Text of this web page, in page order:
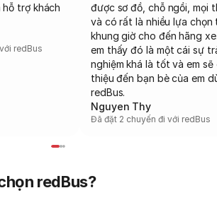
trợ khách
redBus
được sơ đồ, chỗ ngồi, mọi
và có rất là nhiều lựa chọn
khung giờ cho đến hãng
em thấy đó là một cái sự
nghiệm khá là tốt và em sẽ
thiệu đến bạn bè của em
redBus.
Nguyen Thy
Đã đặt 2 chuyến đi với redBus
redBus?